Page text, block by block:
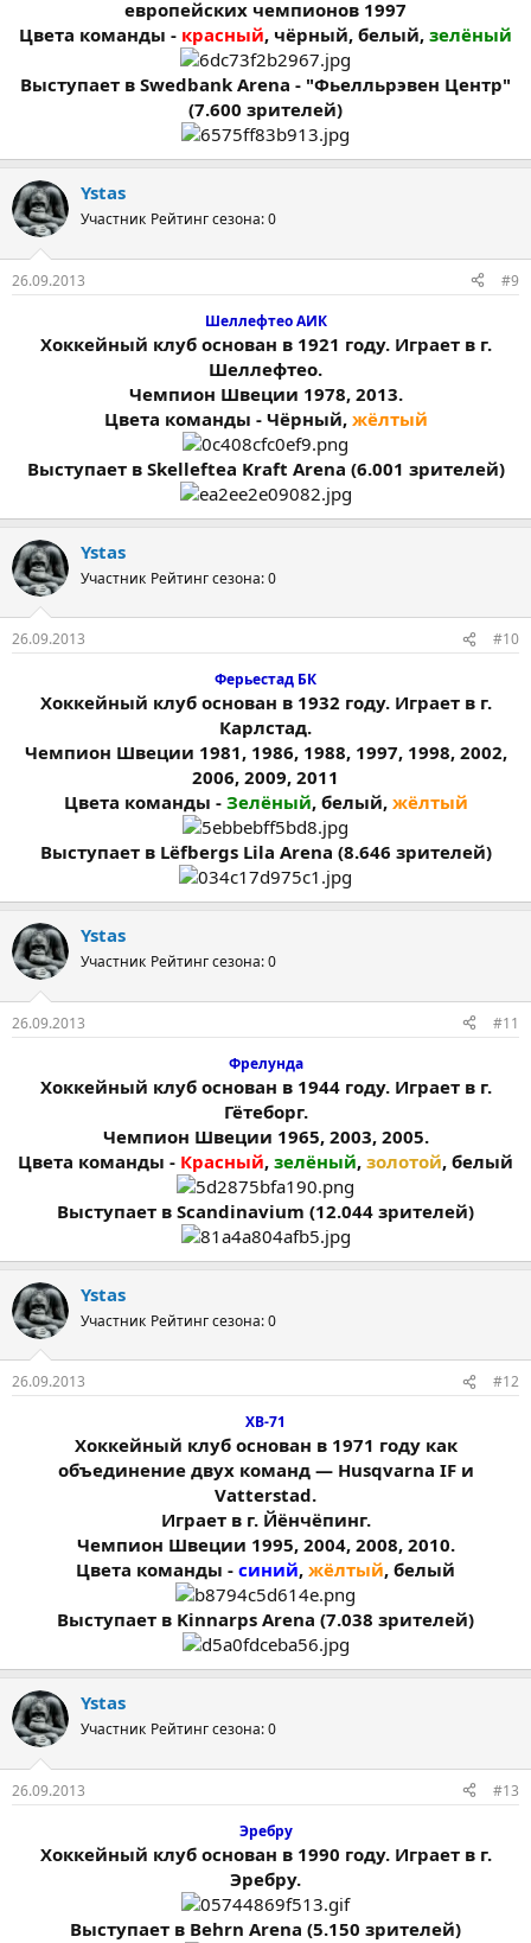
европейских чемпионов 1997
Цвета команды - красный, чёрный, белый, зелёный
Выступает в Swedbank Arena - "Фьелльрэвен Центр"
(7.600 зрителей)
Ystas
Участник Рейтинг сезона: 0
26.09.2013
#9
Шеллефтео АИК
Хоккейный клуб основан в 1921 году. Играет в г.
Шеллефтео.
Чемпион Швеции 1978, 2013.
Цвета команды - Чёрный, жёлтый
Выступает в Skelleftea Kraft Arena (6.001 зрителей)
Ystas
Участник Рейтинг сезона: 0
26.09.2013
#10
Ферьестад БК
Хоккейный клуб основан в 1932 году. Играет в г.
Карлстад.
Чемпион Швеции 1981, 1986, 1988, 1997, 1998, 2002,
2006, 2009, 2011
Цвета команды - Зелёный, белый, жёлтый
Выступает в Lёfbergs Lila Arena (8.646 зрителей)
Ystas
Участник Рейтинг сезона: 0
26.09.2013
#11
Фрелунда
Хоккейный клуб основан в 1944 году. Играет в г.
Гётеборг.
Чемпион Швеции 1965, 2003, 2005.
Цвета команды - Красный, зелёный, золотой, белый
Выступает в Scandinavium (12.044 зрителей)
Ystas
Участник Рейтинг сезона: 0
26.09.2013
#12
ХВ-71
Хоккейный клуб основан в 1971 году как
объединение двух команд — Husqvarna IF и
Vatterstad.
Играет в г. Йёнчёпинг.
Чемпион Швеции 1995, 2004, 2008, 2010.
Цвета команды - синий, жёлтый, белый
Выступает в Kinnarps Arena (7.038 зрителей)
Ystas
Участник Рейтинг сезона: 0
26.09.2013
#13
Эребру
Хоккейный клуб основан в 1990 году. Играет в г.
Эребру.
Выступает в Behrn Arena (5.150 зрителей)